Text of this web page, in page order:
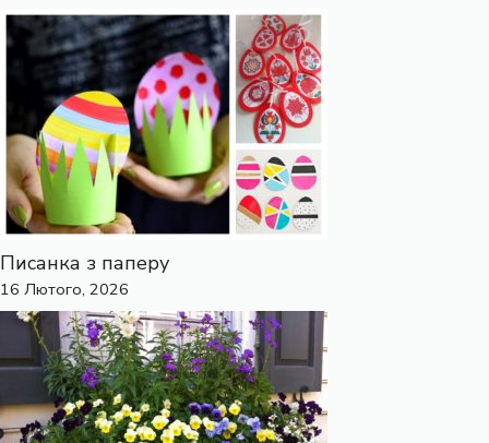
Писанка з паперу
16 Лютого, 2026